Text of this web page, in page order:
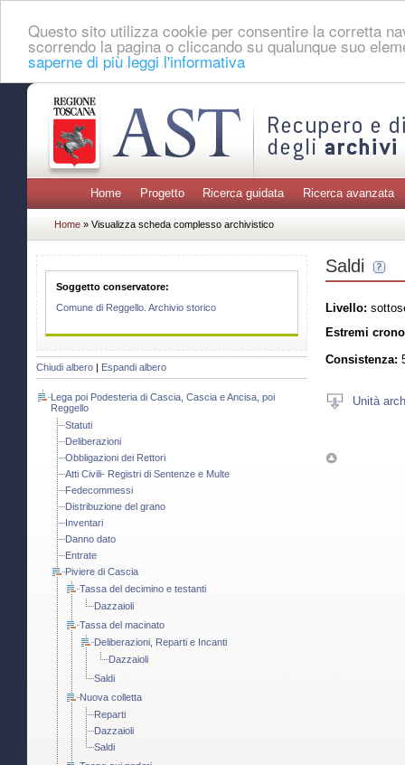
Questo sito utilizza cookie per consentire la corretta
scorrendo la pagina o cliccando su qualunque suo
saperne di più leggi l'informativa
Home Progetto Ricerca guidata Ricerca avanzata
Home » Visualizza scheda complesso archivistico
Soggetto conservatore:
Comune di Reggello. Archivio storico
Chiudi albero Espandi albero
Lega poi Podesteria di Cascia, Cascia e Ancisa, poi
Reggello
Statuti
Deliberazioni
Obbligazioni dei Rettori
Atti Civili- Registri di Sentenze e Multe
Fedecommessi
Distribuzione del grano
Inventari
Danno dato
Entrate
Piviere di Cascia
Tassa del decimino e testanti
Dazzaioli
Tassa del macinato
Deliberazioni, Reparti e Incanti
Dazzaioli
Saldi
Nuova colletta
Reparti
Dazzaioli
Saldi
Saldi
Livello:
Estremi
Consistenza:
Unità